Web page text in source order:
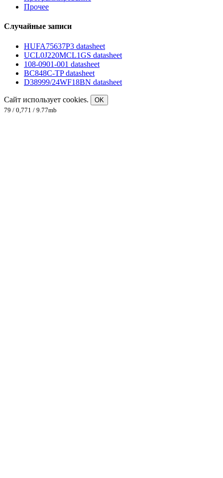
Прочее
Случайные записи
HUFA75637P3 datasheet
UCL0J220MCL1GS datasheet
108-0901-001 datasheet
BC848C-TP datasheet
D38999/24WF18BN datasheet
Сайт использует cookies.
OK
79 / 0,771 / 9.77mb